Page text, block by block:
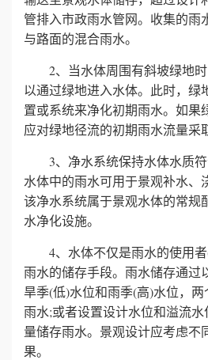
荣
资
质
联
管排入市政雨水管网。收集的雨
与路面的混合雨水。
2、当水体周围有斜坡绿地时
以通过绿地进入水体。此时，绿
置或系统来净化初期雨水。如果
应对绿地径流的初期雨水流量采
3、净水系统保持水体水质符
水体中的雨水可用于景观补水、
该净水系统属于景观水体的常规
水净化设施。
4、水体不仅是雨水的使用者
雨水的储存手段。雨水储存通过
旱季(低)水位和雨季(高)水位，
雨水;或者设置设计水位和溢流
量储存雨水。景观设计应考虑不
果。